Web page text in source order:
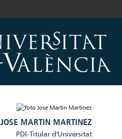
JOSE MARTIN MARTINEZ
PDI-Titular d'Universitat